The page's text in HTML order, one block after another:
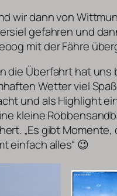
wir dann von
gefahren und
mit der Fähre
die Überfahrt hat uns
Wetter viel Spaß
und als Highlight
kleine
„Es gibt Momente,
einfach alles“ 😉